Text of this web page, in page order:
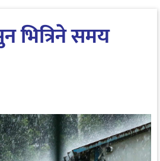
भित्रिने समय